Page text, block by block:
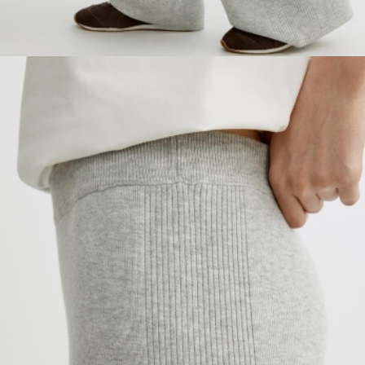
SELA × МАЛЕНЬКИЙ ПРИНЦ
новое
SELA × ЧЕБУРАШКА
SELA × СОЮЗМУЛЬТФИЛЬМ
СКОРО В ПРОДАЖЕ
РАСПРОДАЖА ДО -60%
ЛУКБУКИ
ПОДАРОЧНЫЕ СЕРТИФИКАТЫ
СКАНДИНАВСКОЕ ДЕТСТВО
ШКОЛА СКОРО
ЛЕГКО ГЛАДИТЬ